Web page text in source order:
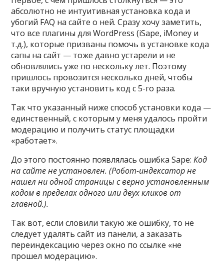
абсолютно не интуитивная установка кода и
убогий FAQ на сайте о ней. Сразу хочу заметить,
что все плагины для WordPress (iSape, iMoney и
т.д.), которые призваны помочь в установке кода
сапы на сайт — тоже давно устарели и не
обновлялись уже по нескольку лет. Поэтому
пришлось провозится несколько дней, чтобы
таки вручную установить код с 5-го раза.
Так что указанный ниже способ установки кода —
единственный, с которым у меня удалось пройти
модерацию и получить статус площадки
«работает».
До этого постоянно появлялась ошибка Sape:Код
на сайте не установлен. (Робот-индексатор не
нашел ни одной страницы сверно установленным
кодомвпределах одного илидвух кликов от
главной.).
Так вот, если словили такую же ошибку, то не
следует удалять сайт из панели, а заказать
переиндексацию через окно по ссылке «не
прошел модерацию».